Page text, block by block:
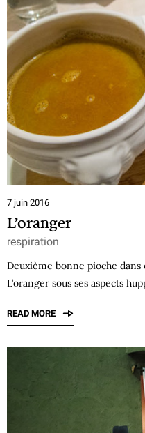
7 juin 2016
L’oranger
respiration
Deuxième bonne pioche
L’oranger sous ses aspects
READ MORE